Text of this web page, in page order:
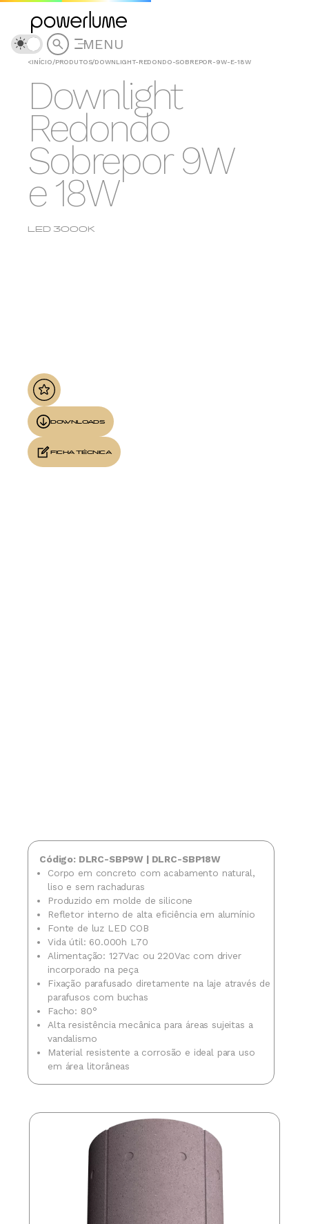
MENU
<INÍCIO/PRODUTOS/DOWNLIGHT-REDONDO-SOBREPOR-9W-E-18W
Downlight
Redondo
Sobrepor 9W
e 18W
LED 3000K
DOWNLOADS
FICHA TÉCNICA
Código: DLRC-SBP9W | DLRC-SBP18W
Corpo em concreto com acabamento natural,
liso e sem rachaduras
Produzido em molde de silicone
Refletor interno de alta eficiência em alumínio
Fonte de luz LED COB
Vida útil: 60.000h L70
Alimentação: 127Vac ou 220Vac com driver
incorporado na peça
Fixação parafusado diretamente na laje através de
parafusos com buchas
Facho: 80°
Alta resistência mecânica para áreas sujeitas a
vandalismo
Material resistente a corrosão e ideal para uso
em área litorâneas